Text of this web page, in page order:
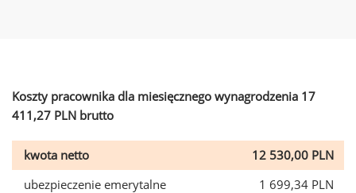
Koszty pracownika dla miesięcznego wynagrodzenia 17
411,27 PLN brutto
kwota netto
12 530,00 PLN
ubezpieczenie emerytalne
1 699,34 PLN